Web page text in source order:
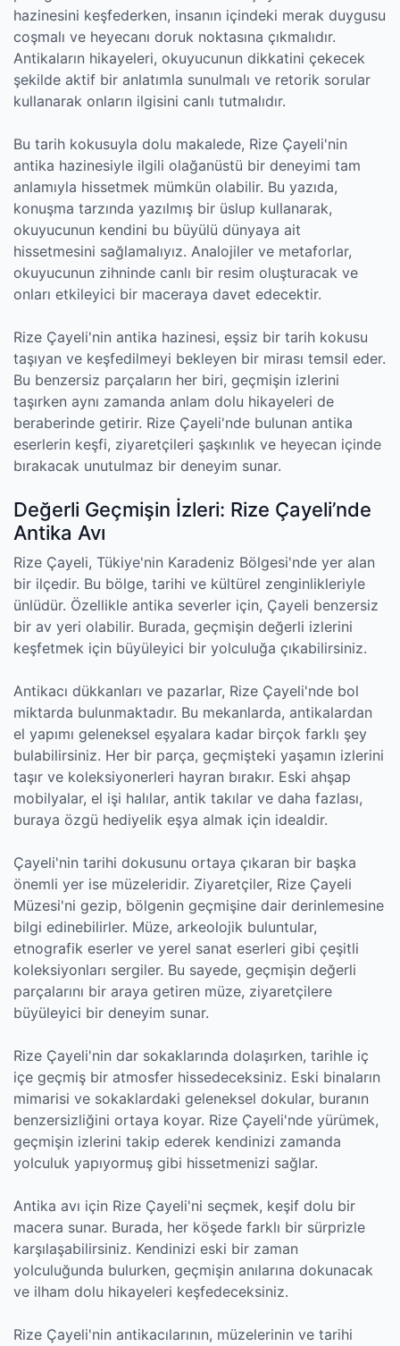
hazinesini keşfederken, insanın içindeki merak duygusu
coşmalı ve heyecanı doruk noktasına çıkmalıdır.
Antikaların hikayeleri, okuyucunun dikkatini çekecek
şekilde aktif bir anlatımla sunulmalı ve retorik sorular
kullanarak onların ilgisini canlı tutmalıdır.
Bu tarih kokusuyla dolu makalede, Rize Çayeli'nin
antika hazinesiyle ilgili olağanüstü bir deneyimi tam
anlamıyla hissetmek mümkün olabilir. Bu yazıda,
konuşma tarzında yazılmış bir üslup kullanarak,
okuyucunun kendini bu büyülü dünyaya ait
hissetmesini sağlamalıyız. Analojiler ve metaforlar,
okuyucunun zihninde canlı bir resim oluşturacak ve
onları etkileyici bir maceraya davet edecektir.
Rize Çayeli'nin antika hazinesi, eşsiz bir tarih kokusu
taşıyan ve keşfedilmeyi bekleyen bir mirası temsil eder.
Bu benzersiz parçaların her biri, geçmişin izlerini
taşırken aynı zamanda anlam dolu hikayeleri de
beraberinde getirir. Rize Çayeli'nde bulunan antika
eserlerin keşfi, ziyaretçileri şaşkınlık ve heyecan içinde
bırakacak unutulmaz bir deneyim sunar.
Değerli Geçmişin İzleri: Rize Çayeli’nde
Antika Avı
Rize Çayeli, Tükiye'nin Karadeniz Bölgesi'nde yer alan
bir ilçedir. Bu bölge, tarihi ve kültürel zenginlikleriyle
ünlüdür. Özellikle antika severler için, Çayeli benzersiz
bir av yeri olabilir. Burada, geçmişin değerli izlerini
keşfetmek için büyüleyici bir yolculuğa çıkabilirsiniz.
Antikacı dükkanları ve pazarlar, Rize Çayeli'nde bol
miktarda bulunmaktadır. Bu mekanlarda, antikalardan
el yapımı geleneksel eşyalara kadar birçok farklı şey
bulabilirsiniz. Her bir parça, geçmişteki yaşamın izlerini
taşır ve koleksiyonerleri hayran bırakır. Eski ahşap
mobilyalar, el işi halılar, antik takılar ve daha fazlası,
buraya özgü hediyelik eşya almak için idealdir.
Çayeli'nin tarihi dokusunu ortaya çıkaran bir başka
önemli yer ise müzeleridir. Ziyaretçiler, Rize Çayeli
Müzesi'ni gezip, bölgenin geçmişine dair derinlemesine
bilgi edinebilirler. Müze, arkeolojik buluntular,
etnografik eserler ve yerel sanat eserleri gibi çeşitli
koleksiyonları sergiler. Bu sayede, geçmişin değerli
parçalarını bir araya getiren müze, ziyaretçilere
büyüleyici bir deneyim sunar.
Rize Çayeli'nin dar sokaklarında dolaşırken, tarihle iç
içe geçmiş bir atmosfer hissedeceksiniz. Eski binaların
mimarisi ve sokaklardaki geleneksel dokular, buranın
benzersizliğini ortaya koyar. Rize Çayeli'nde yürümek,
geçmişin izlerini takip ederek kendinizi zamanda
yolculuk yapıyormuş gibi hissetmenizi sağlar.
Antika avı için Rize Çayeli'ni seçmek, keşif dolu bir
macera sunar. Burada, her köşede farklı bir sürprizle
karşılaşabilirsiniz. Kendinizi eski bir zaman
yolculuğunda bulurken, geçmişin anılarına dokunacak
ve ilham dolu hikayeleri keşfedeceksiniz.
Rize Çayeli'nin antikacılarının, müzelerinin ve tarihi